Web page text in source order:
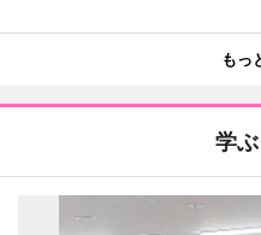
もっ
学